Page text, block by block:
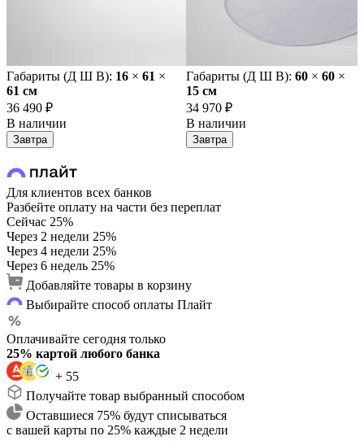
Габариты (Д Ш В): 16 × 61 ×
61 cм
36 490 ₽
В наличии
Завтра
Габариты (Д Ш В): 60 × 60 ×
15 cм
34 970 ₽
В наличии
Завтра
Для клиентов всех банков
Разбейте оплату на части без переплат
Сейчас 25%
Через 2 недели 25%
Через 4 недели 25%
Через 6 недель 25%
Добавляйте товары в корзину
Выбирайте способ оплаты Плайт
Оплачивайте сегодня только
25% картой любого банка
+ 55
Получайте товар выбранный способом
Оставшиеся 75% будут списываться
с вашей карты по 25% каждые 2 недели